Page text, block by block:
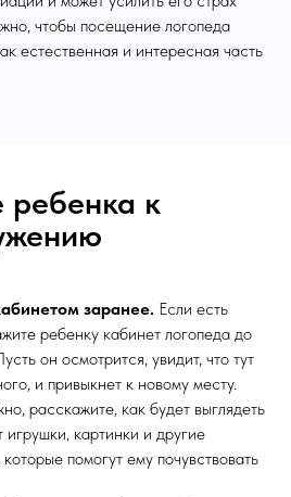
чтобы посещение логопеда
естественная и интересная часть
ребенка к
заранее. Если есть
ребенку кабинет логопеда до
он осмотрится, увидит, что тут
и привыкнет к новому месту.
расскажите, как будет выглядеть
игрушки, картинки и другие
помогут ему почувствовать